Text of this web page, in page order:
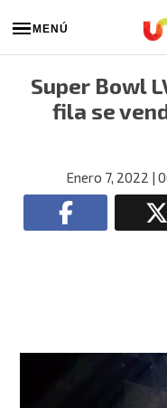
MENÚ
Super Bowl
fila se
Enero 7, 2022 |